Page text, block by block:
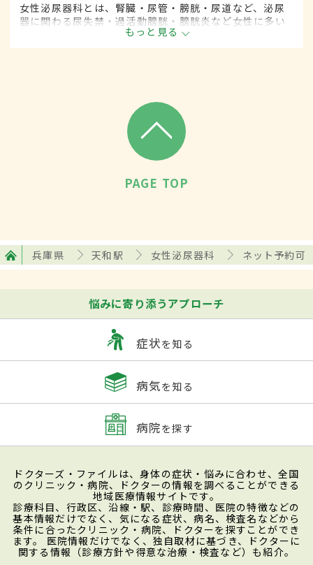
女性泌尿器科とは、腎臓・尿管・膀胱・尿道など、泌尿
器に関わる尿失禁・過活動膀胱・膀胱炎など女性に多い
とされる疾患を専門的に取り扱います。
もっと見る
PAGE TOP
兵庫県 天和駅 女性泌尿器科 ネット予約可
悩みに寄り添うアプローチ
症状を知る
病気を知る
病院を探す
ドクターズ・ファイルは、身体の症状・悩みに合わせ、全国
のクリニック・病院、ドクターの情報を調べることができる
地域医療情報サイトです。
診療科目、行政区、沿線・駅、診療時間、医院の特徴などの
基本情報だけでなく、気になる症状、病名、検査名などから
条件に合ったクリニック・病院、ドクターを探すことができ
ます。 医院情報だけでなく、独自取材に基づき、ドクターに
関する情報（診療方針や得意な治療・検査など）も紹介。